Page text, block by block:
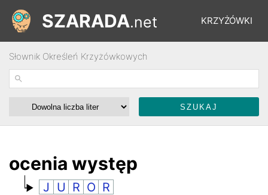
KRZYŻÓWKI
ŁAMIGŁÓWKI
SZARADA.net
Słownik Określeń Krzyżówkowych
ocenia występ
J U R O R